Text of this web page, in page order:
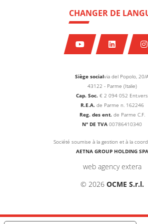
Siège socialvia del Popolo, 20/
43122 - Parme (Italie)
Cap. Soc. € 2 094 052 Ent.vers
R.E.A. de Parme n. 162246
Reg. des ent. de Parme C.F.
N° DE TVA 00786410340
Société soumise à la gestion et à la
AETNA GROUP HOLDING SPA
web agency extera
© 2026 OCME S.r.l.
CHANGER DE